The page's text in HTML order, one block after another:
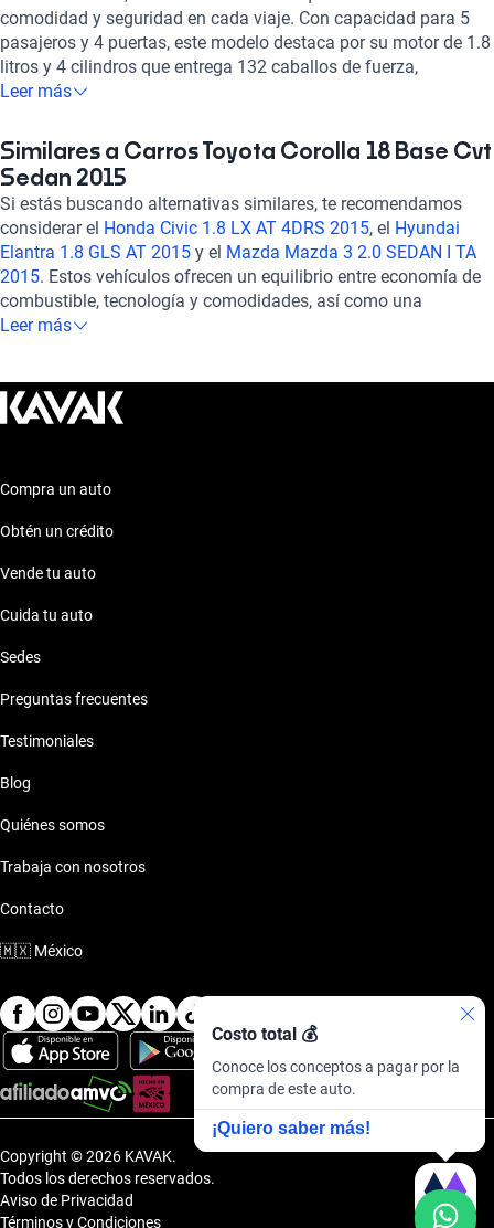
comodidad y seguridad en cada viaje. Con capacidad para 5
pasajeros y 4 puertas, este modelo destaca por su motor de 1.8
litros y 4 cilindros que entrega 132 caballos de fuerza,
garantizando un desempeño eficiente. Equipado con tracción
sistema de audio de calidad, este Corolla ofrece una
experiencia de conducción placentera. Además, cuenta con
características de seguridad como bolsas de aire frontales y
laterales, frenos ABS y asistencia de frenado, asegurando tu
protección en todo momento. Con una calificación destacada
en seguridad, este Toyota Corolla es la elección ideal para
quienes buscan un auto confiable y funcional. ¡Haz tuyo este
modelo y disfruta de la excelencia japonesa en cada kilómetro
recorrido!
Leer más
Similares a Carros Toyota Corolla 18 Base Cvt
Sedan 2015
Si estás buscando alternativas similares, te recomendamos
considerar el Honda Civic 1.8 LX AT 4DRS 2015, el Hyundai
Elantra 1.8 GLS AT 2015 y el Mazda Mazda 3 2.0 SEDAN I TA
2015. Estos vehículos ofrecen un equilibrio entre economía de
combustible, tecnología y comodidades, así como una
reputación sólida en cuanto a durabilidad y confiabilidad.
nuestra sección de autos similares!
Leer más
Costo total 💰
Conoce los conceptos a pagar por la
compra de este auto.
¡Quiero saber más!
Compra un auto
Obtén un crédito
Vende tu auto
Cuida tu auto
Sedes
Preguntas frecuentes
Testimoniales
Blog
Quiénes somos
Trabaja con nosotros
Contacto
🇲🇽 México
Copyright © 2026 KAVAK.
Todos los derechos reservados.
Aviso de Privacidad
Términos y Condiciones